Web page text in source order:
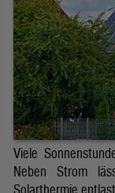
Viele
Neben Strom
Solarthermie